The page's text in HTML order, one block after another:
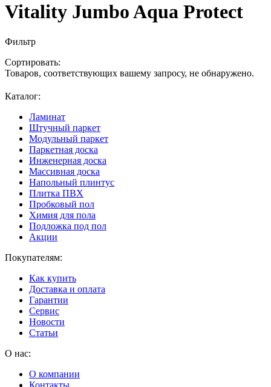
Vitality Jumbo Aqua Protect
Фильтр
Сортировать:
Товаров, соответствующих вашему запросу, не обнаружено.
Каталог:
Ламинат
Штучный паркет
Модульный паркет
Паркетная доска
Инженерная доска
Массивная доска
Напольный плинтус
Плитка ПВХ
Пробковый пол
Химия для пола
Подложка под пол
Акции
Покупателям:
Как купить
Доставка и оплата
Гарантии
Сервис
Новости
Статьи
О нас:
О компании
Контакты